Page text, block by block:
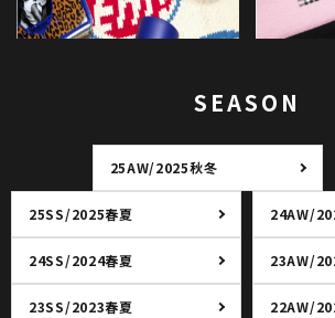
SEASON
25AW/2025秋冬
25SS/2025春夏 24AW/
24SS/2024春夏 23AW/
23SS/2023春夏 22AW/